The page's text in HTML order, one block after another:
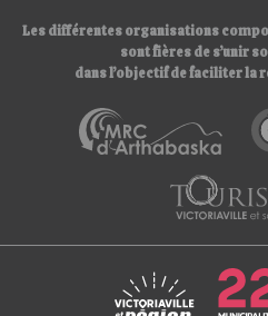
Les différentes organisations
sont fières de s’unir
dans l’objectif de faciliter la